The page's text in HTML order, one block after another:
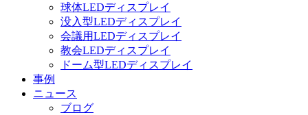
球体LEDディスプレイ
没入型LEDディスプレイ
会議用LEDディスプレイ
教会LEDディスプレイ
ドーム型LEDディスプレイ
事例
ニュース
ブログ